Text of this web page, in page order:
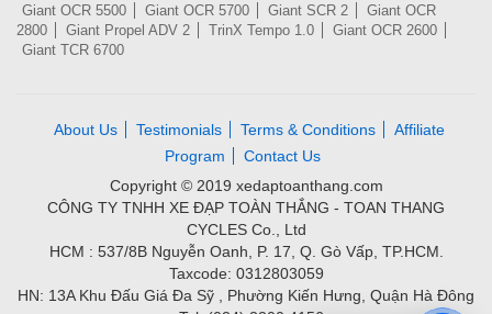
Giant OCR 5500
Giant OCR 5700 Giant SCR 2
Giant OCR
2800
Giant Propel ADV 2 TrinX Tempo 1.0
Giant OCR 2600
Giant TCR 6700
About Us Testimonials Terms & Conditions
Affiliate
Program
Contact Us
Copyright © 2019 xedaptoanthang.com
CÔNG TY TNHH XE ĐẠP TOÀN THẮNG - TOAN THANG
CYCLES Co., Ltd
HCM : 537/8B Nguyễn Oanh, P. 17, Q. Gò Vấp, TP.HCM.
Taxcode: 0312803059
HN: 13A Khu Đấu Giá Đa Sỹ , Phường Kiến Hưng, Quận Hà Đông